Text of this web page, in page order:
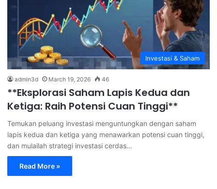
Investasi & Saham
admin3d March 19, 2026 46
**Eksplorasi Saham Lapis Kedua dan
Ketiga: Raih Potensi Cuan Tinggi**
Temukan peluang investasi menguntungkan dengan saham
lapis kedua dan ketiga yang menawarkan potensi cuan tinggi,
dan mulailah strategi investasi cerdas…
Read More »